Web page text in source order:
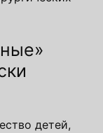
детей,